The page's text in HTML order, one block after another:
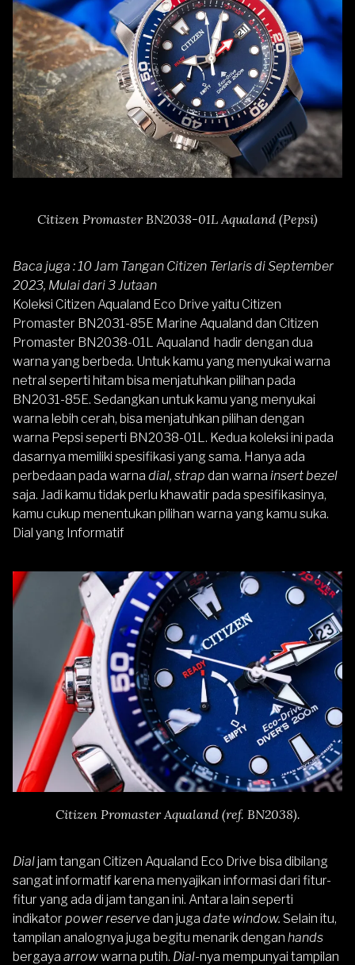
Citizen Promaster BN2038-01L Aqualand (Pepsi)
Baca juga :10 Jam Tangan Citizen Terlaris di September
2023, Mulai dari 3 Jutaan
Koleksi Citizen Aqualand Eco Drive yaitu Citizen
Promaster BN2031-85E Marine Aqualand dan Citizen
Promaster BN2038-01L Aqualand hadir dengan dua
warna yang berbeda. Untuk kamu yang menyukai warna
netral seperti hitam bisa menjatuhkan pilihan pada
BN2031-85E. Sedangkan untuk kamu yang menyukai
warna lebih cerah, bisa menjatuhkan pilihan dengan
warna Pepsi seperti BN2038-01L. Kedua koleksi ini pada
dasarnya memiliki spesifikasi yang sama. Hanya ada
perbedaan pada warna dial, strap dan warna insert bezel
saja. Jadi kamu tidak perlu khawatir pada spesifikasinya,
kamu cukup menentukan pilihan warna yang kamu suka.
Dial yang Informatif
Citizen Promaster Aqualand (ref. BN2038).
Dialjam tangan Citizen Aqualand Eco Drive bisa dibilang
sangat informatif karena menyajikan informasi dari fitur-
fitur yang ada di jam tangan ini. Antara lain seperti
indikator power reservedan juga date window. Selain itu,
tampilan analognya juga begitu menarik dengan hands
bergaya arrowwarna putih. Dial-nya mempunyai tampilan